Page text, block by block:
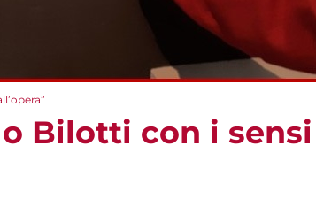
Bilotti con i sensi